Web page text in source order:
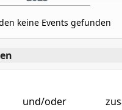
keine Events gefunden
und/oder